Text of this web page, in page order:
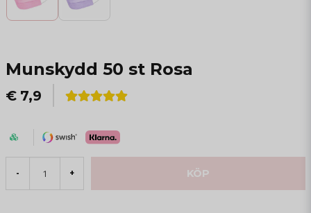
Munskydd 50 st Rosa
€ 7,9
- + KÖP